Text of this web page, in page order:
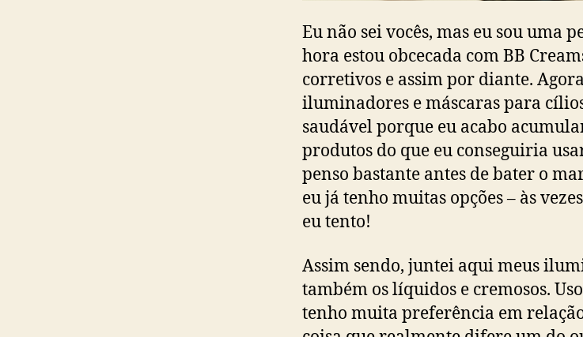
Eu não sei vocês, mas eu sou uma
hora estou obcecada com BB
corretivos e assim por diante.
iluminadores e máscaras para
saudável porque eu acabo
produtos do que eu conseguiria
penso bastante antes de bater o
eu já tenho muitas opções – às
eu tento!
Assim sendo, juntei aqui meus
também os líquidos e cremosos.
tenho muita preferência em